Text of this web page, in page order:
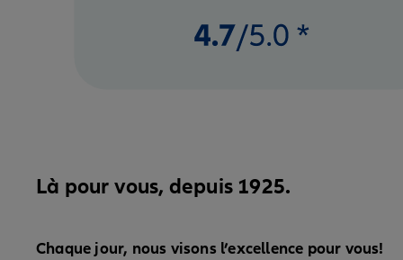
Là pour vous, depuis 1925.
Chaque jour, nous visons l’excellence pour vous!